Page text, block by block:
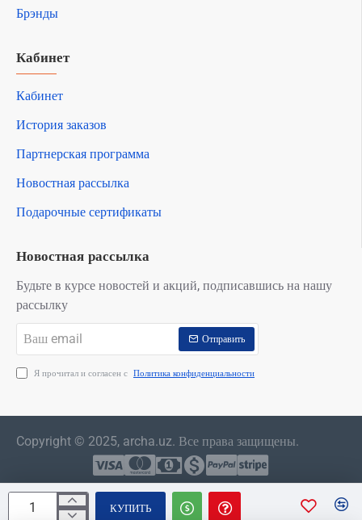
КУПИТЬ
Брэнды
Кабинет
Кабинет
История заказов
Партнерская программа
Новостная рассылка
Подарочные сертификаты
Новостная рассылка
Будьте в курсе новостей и акций, подписавшись на нашу
рассылку
email
Отправить
Я прочитал и согласен с Политика конфиденциальности
Copyright © 2025, archa.uz. Все права защищены.